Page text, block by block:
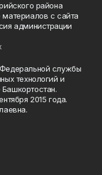
района
материалов с сайта
администрации
службы
технологий и
2015 года.